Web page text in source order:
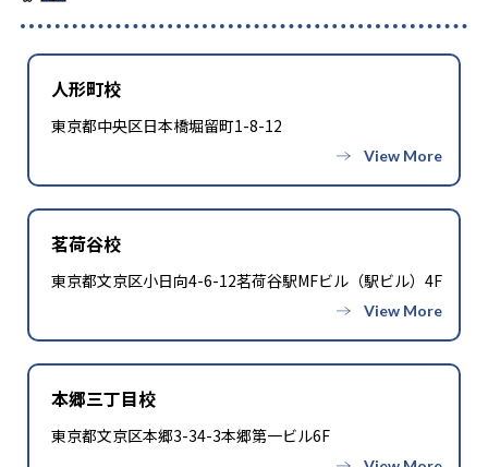
人形町校
東京都中央区日本橋堀留町1-8-12
茗荷谷校
東京都文京区小日向4-6-12茗荷谷駅MFビル（駅ビル）4F
本郷三丁目校
東京都文京区本郷3-34-3本郷第一ビル6F